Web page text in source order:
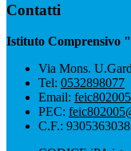
Contatti
Istituto Comprensivo
Via Mons.
Tel: 0532898077
Email:
PEC:
C.F.: